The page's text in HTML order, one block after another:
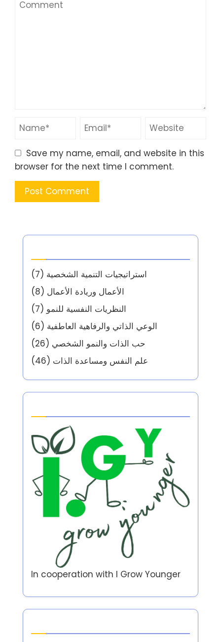
Save my name, email, and website in this
browser for the next time I comment.
استراتيجيات التنمية الشخصية (7)
الأعمال وريادة الأعمال (8)
النظريات النفسية للنمو (7)
الوعي الذاتي والرفاهية العاطفية (6)
حب الذات والنمو الشخصي (26)
علم النفس ومساعدة الذات (46)
In cooperation with I Grow Younger